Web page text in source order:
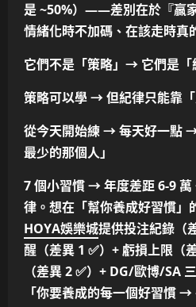
是 ~50%）——差別在於『贏
情緒化時不加碼、在該走時真
它們不是「策略」→ 它們是「
策略可以學 → 但紀律只能靠
從今天開始練 → 每天好一點
最少的那個人」
7 個小習慣 →年度差距 6-9 萬
律 。想在 「幫你養成好習慣」
HOYA娛樂城提供投注紀錄（
醒（差異 1 ✅）+ 虧損上限（
（差異 2 ✅）+ DG/歐博/SA
「你要養成的每一個好習慣 →